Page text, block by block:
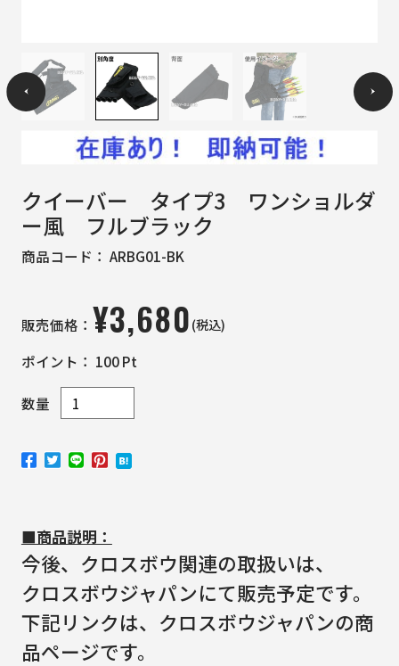
クイーバー タイプ3 ワンショルダ
ー風 フルブラック
商品コード： ARBG01-BK
販売価格： ¥3,680(税込)
ポイント： 100Pt
数量
■商品説明：
今後、クロスボウ関連の取扱いは、
クロスボウジャパンにて販売予定です。
下記リンクは、クロスボウジャパンの商
品ページです。